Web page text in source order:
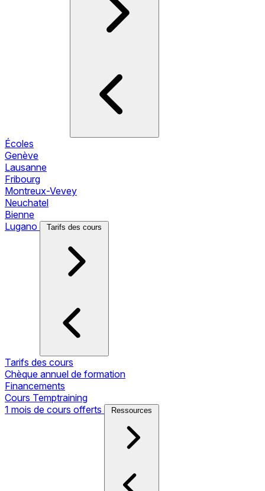
Écoles
Genève
Lausanne
Fribourg
Montreux-Vevey
Neuchatel
Bienne
Lugano
Tarifs des cours
Tarifs des cours
Chèque annuel de formation
Financements
Cours Temptraining
1 mois de cours offerts
Ressources